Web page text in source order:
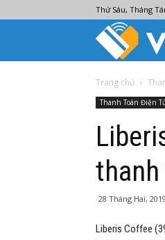
Thứ Sáu, Tháng
Trang chủ
Thanh Toán Điện
thanh
28 Tháng Hai, 2019
Liberis Coffee